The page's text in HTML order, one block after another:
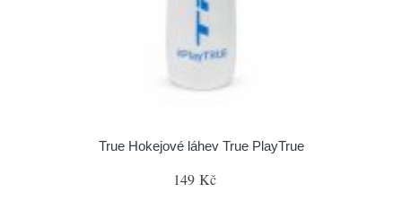
True Hokejové láhev True PlayTrue
149 Kč